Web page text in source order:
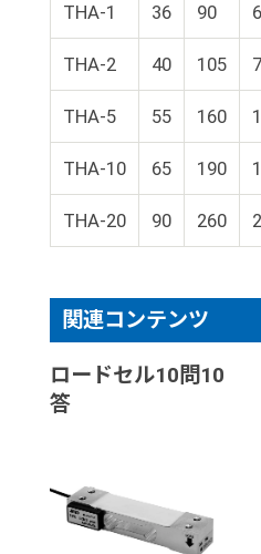
THA-1 36 90
THA-2 40 105
THA-5 55 160
THA-10 65 190
THA-20 90 260
関連コンテンツ
ロードセル10問10
答